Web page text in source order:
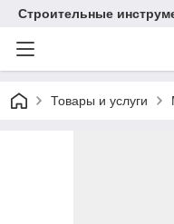
Строительные
Товары и услуги